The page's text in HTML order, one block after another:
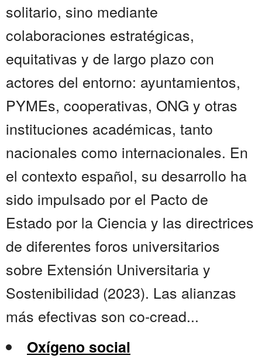
solitario, sino mediante
colaboraciones estratégicas,
equitativas y de largo plazo con
actores del entorno: ayuntamientos,
PYMEs, cooperativas, ONG y otras
instituciones académicas, tanto
nacionales como internacionales. En
el contexto español, su desarrollo ha
sido impulsado por el Pacto de
Estado por la Ciencia y las directrices
de diferentes foros universitarios
sobre Extensión Universitaria y
Sostenibilidad (2023). Las alianzas
más efectivas son co-cread...
Oxígeno social